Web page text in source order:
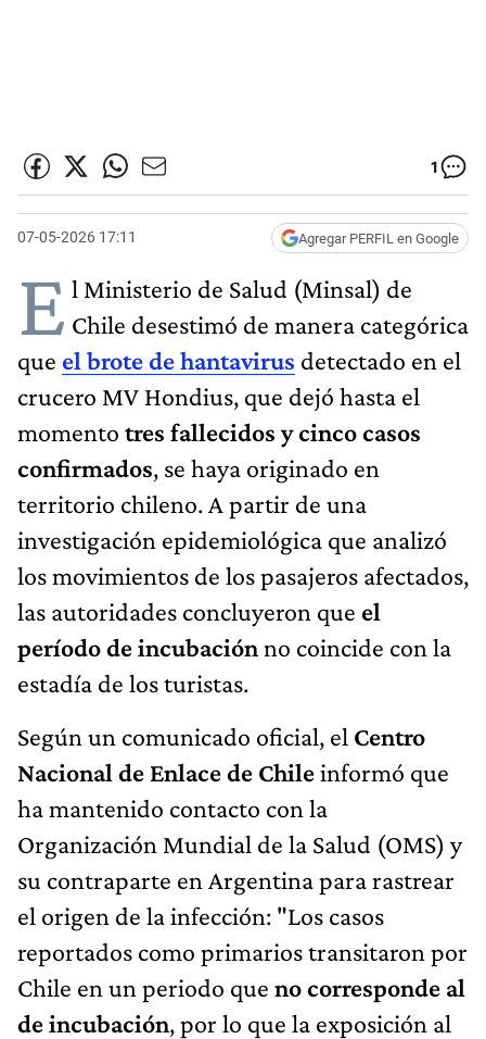
1
07-05-2026 17:11 Agregar PERFIL en Google
E l Ministerio de Salud (Minsal) de
Chile desestimó de manera categórica
que el brote de hantavirus detectado en el
crucero MV Hondius, que dejó hasta el
momento tres fallecidos y cinco casos
confirmados, se haya originado en
territorio chileno. A partir de una
investigación epidemiológica que analizó
los movimientos de los pasajeros afectados,
las autoridades concluyeron que el
período de incubaciónno coincide con la
estadía de los turistas.
Según un comunicado oficial, el Centro
Nacional de Enlace de Chileinformó que
ha mantenido contacto con la
Organización Mundial de la Salud (OMS) y
su contraparte en Argentina para rastrear
el origen de la infección: "Los casos
reportados como primarios transitaron por
Chile en un periodo que no corresponde al
de incubación, por lo que la exposición al